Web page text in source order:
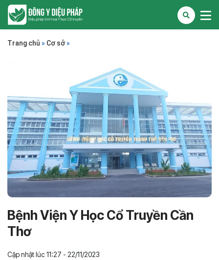
Trang chủ » Cơ sở »
Bệnh Viện Y Học Cổ Truyền Cần
Thơ
Cập nhật lúc 11:27 - 22/11/2023